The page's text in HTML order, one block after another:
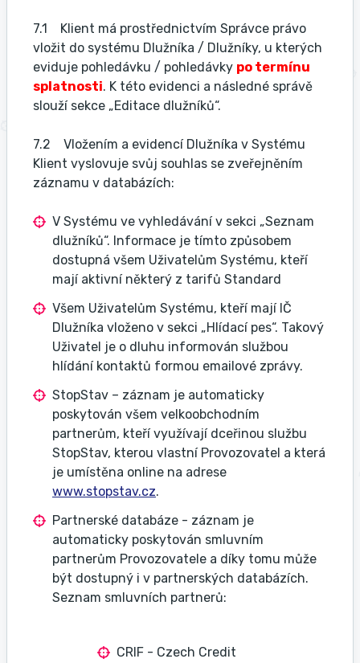
7.1 Klient má prostřednictvím Správce právo
vložit do systému Dlužníka / Dlužníky, u kterých
eviduje pohledávku / pohledávky po termínu
splatnosti. K této evidenci a následné správě
slouží sekce „Editace dlužníků“.
7.2 Vložením a evidencí Dlužníka v Systému
Klient vyslovuje svůj souhlas se zveřejněním
záznamu v databázích:
V Systému ve vyhledávání v sekci „Seznam
dlužníků“. Informace je tímto způsobem
dostupná všem Uživatelům Systému, kteří
mají aktivní některý z tarifů Standard
Všem Uživatelům Systému, kteří mají IČ
Dlužníka vloženo v sekci „Hlídací pes“. Takový
Uživatel je o dluhu informován službou
hlídání kontaktů formou emailové zprávy.
StopStav – záznam je automaticky
poskytován všem velkoobchodním
partnerům, kteří využívají dceřinou službu
StopStav, kterou vlastní Provozovatel a která
je umístěna online na adrese
www.stopstav.cz.
Partnerské databáze - záznam je
automaticky poskytován smluvním
partnerům Provozovatele a díky tomu může
být dostupný i v partnerských databázích.
Seznam smluvních partnerů:
CRIF - Czech Credit